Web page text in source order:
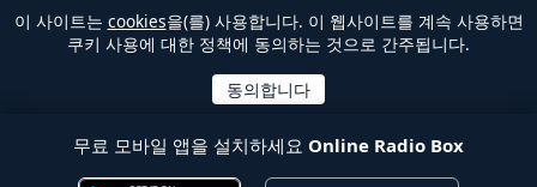
이 사이트는 cookies을(를) 사용합니다. 이 웹사이트를 계속 사용하면
쿠키 사용에 대한 정책에 동의하는 것으로 간주됩니다.
무료 모바일 앱을 설치하세요 Online Radio Box